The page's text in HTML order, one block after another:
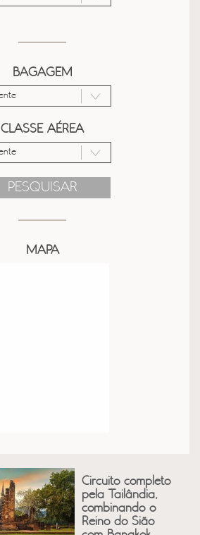
BAGAGEM
CLASSE AÉREA
PESQUISAR
MAPA
Circuito completo
pela Tailândia,
combinando o
Reino do Sião